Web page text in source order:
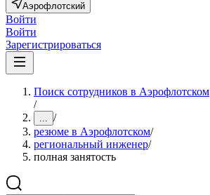
Аэрофлотский
Войти
Войти
Зарегистрироваться
Поиск сотрудников в Аэрофлотском
/
... /
резюме в Аэрофлотском/
региональный инженер/
полная занятость